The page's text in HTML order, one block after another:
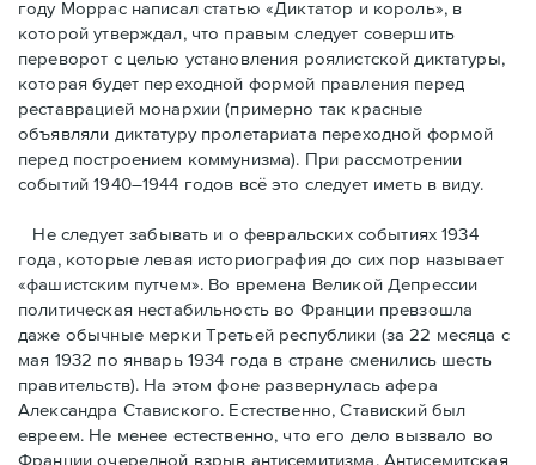
году Моррас написал статью «Диктатор и король», в
которой утверждал, что правым следует совершить
переворот с целью установления роялистской диктатуры,
которая будет переходной формой правления перед
реставрацией монархии (примерно так красные
объявляли диктатуру пролетариата переходной формой
перед построением коммунизма). При рассмотрении
событий 1940–1944 годов всё это следует иметь в виду.
Не следует забывать и о февральских событиях 1934
года, которые левая историография до сих пор называет
«фашистским путчем». Во времена Великой Депрессии
политическая нестабильность во Франции превзошла
даже обычные мерки Третьей республики (за 22 месяца с
мая 1932 по январь 1934 года в стране сменились шесть
правительств). На этом фоне развернулась афера
Александра Ставиского. Естественно, Ставиский был
евреем. Не менее естественно, что его дело вызвало во
Франции очередной взрыв антисемитизма. Антисемитская